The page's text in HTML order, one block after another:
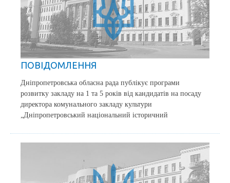
ПОВІДОМЛЕННЯ
Дніпропетровська обласна рада публікує програми
розвитку закладу на 1 та 5 років від кандидатів на посаду
директора комунального закладу культури
„Дніпропетровський національний історичний